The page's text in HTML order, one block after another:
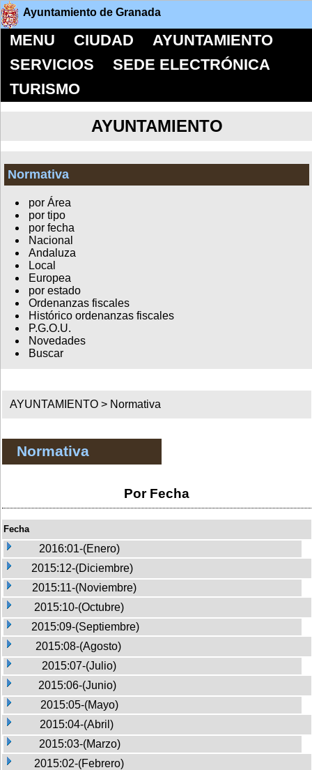
Ayuntamiento de Granada
MENU CIUDAD
AYUNTAMIENTO
SERVICIOS
SEDE ELECTRÓNICA
TURISMO
AYUNTAMIENTO
Normativa
por Área
por tipo
por fecha
Nacional
Andaluza
Local
Europea
por estado
Ordenanzas fiscales
Histórico ordenanzas fiscales
P.G.O.U.
Novedades
Buscar
AYUNTAMIENTO > Normativa
Normativa
Por Fecha
Fecha
2016:01-(Enero)
2015:12-(Diciembre)
2015:11-(Noviembre)
2015:10-(Octubre)
2015:09-(Septiembre)
2015:08-(Agosto)
2015:07-(Julio)
2015:06-(Junio)
2015:05-(Mayo)
2015:04-(Abril)
2015:03-(Marzo)
2015:02-(Febrero)